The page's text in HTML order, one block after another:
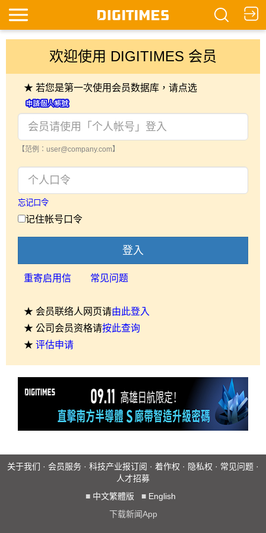
欢迎使用 DIGITIMES 会员
★ 若您是第一次使用会员数据库，请点选
【范例：user@company.com】
忘记口令
记住帐号口令
登入
重寄启用信 常见问题
★ 会员联络人网页请由此登入
★ 公司会员资格请按此查询
★ 评估申请
关于我们 · 会员服务 · 科技产业报订阅 · 着作权 · 隐私权 · 常见问题 ·
人才招募
■ 中文繁體版 ■ English
下载新闻App